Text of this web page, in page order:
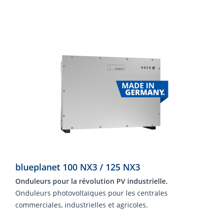
blueplanet 100 NX3 / 125 NX3
Onduleurs pour la révolution PV industrielle.
Onduleurs photovoltaïques pour les centrales
commerciales, industrielles et agricoles.